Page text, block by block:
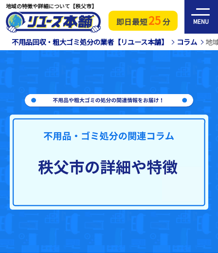
即日最短25分 MENU
地域の特徴や詳細について【秩父市】
不用品回収・粗大ゴミ処分の業者【リユース本舗】 コラム 地